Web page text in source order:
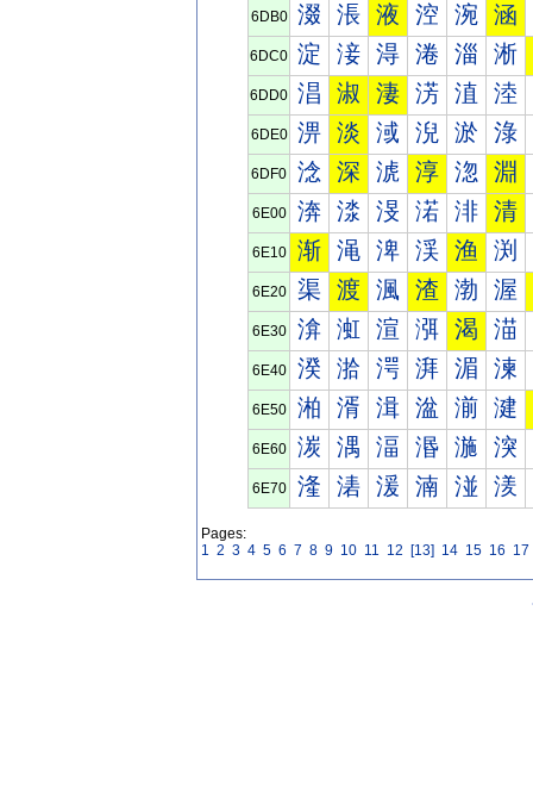
6DB0 涰 涱 液 涳 涴 涵
6DC0 淀 淁 淂 淃 淄 淅
6DD0 淐 淑 淒 淓 淔 淕
6DE0 淠 淡 淢 淣 淤 淥
6DF0 淰 深 淲 淳 淴 淵
6E00 渀 渁 渂 渃 渄 清
6E10 渐 渑 渒 渓 渔 渕
6E20 渠 渡 渢 渣 渤 渥
6E30 渰 渱 渲 渳 渴 渵
6E40 湀 湁 湂 湃 湄 湅
6E50 湐 湑 湒 湓 湔 湕
6E60 湠 湡 湢 湣 湤 湥
6E70 湰 湱 湲 湳 湴 湵
Pages:
1 2 3 4 5 6 7 8 9 10 11 12 [13] 14 15 16 17